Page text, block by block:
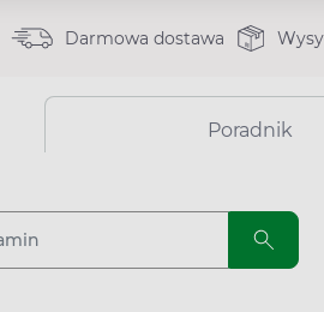
Darmowa dostawa
Poradnik